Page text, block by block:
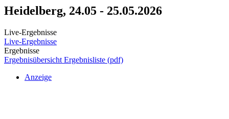
Heidelberg, 24.05 - 25.05.2026
Live-Ergebnisse
Live-Ergebnisse
Ergebnisse
Ergebnisübersicht Ergebnisliste (pdf)
Anzeige